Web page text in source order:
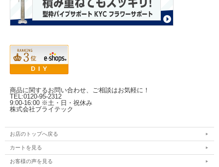
商品に関するお問い合わせ、ご相談はお気軽に！
TEL:0120-95-2312
9:00-16:00 ※土・日・祝休み
株式会社ブライテック
お店のトップへ戻る
カートを見る
お客様の声を見る